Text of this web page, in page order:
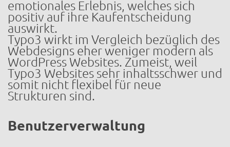
emotionales Erlebnis, welches sich
positiv auf ihre Kaufentscheidung
auswirkt.
Typo3 wirkt im Vergleich bezüglich des
Webdesigns eher weniger modern als
WordPress Websites. Zumeist, weil
Typo3 Websites sehr inhaltsschwer und
somit nicht flexibel für neue
Strukturen sind.
Benutzerverwaltung